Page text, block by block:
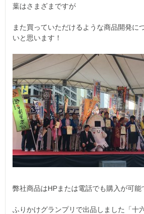
葉はさまざまですが
また買っていただけるような商品開発に
いと思います！
弊社商品はHPまたは電話でも購入が可能
ふりかけグランプリで出品しました「十